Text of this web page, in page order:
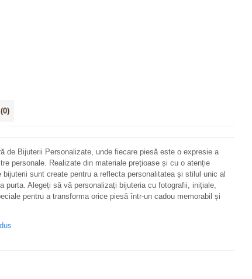
(0)
de Bijuterii Personalizate, unde fiecare piesă este o expresie a
personale. Realizate din materiale prețioase și cu o atenție
sunt create pentru a reflecta personalitatea și stilul unic al
purta. Alegeți să vă personalizați bijuteria cu fotografii, inițiale,
pentru a transforma orice piesă într-un cadou memorabil și